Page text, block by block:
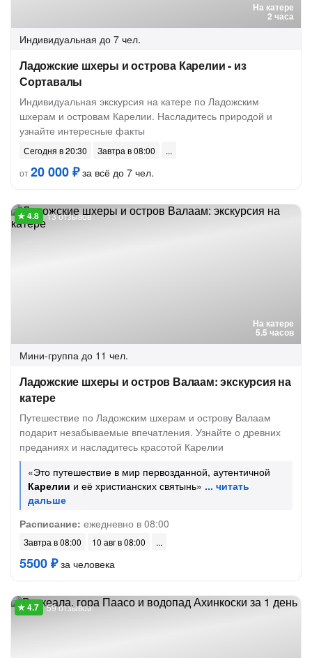
На катере
2 часа
Индивидуальная до 7 чел.
Ладожские шхеры и острова Карелии - из
Сортавалы
Индивидуальная экскурсия на катере по Ладожским
шхерам и островам Карелии. Насладитесь природой и
узнайте интересные факты
Сегодня в 20:30
Завтра в 08:00
от20 000 ₽за всё до 7 чел.
На катере
5.5 часов
13 отзывов
Мини-группа до 11 чел.
Ладожские шхеры и остров Валаам: экскурсия на
катере
Путешествие по Ладожским шхерам и острову Валаам
подарит незабываемые впечатления. Узнайте о древних
преданиях и насладитесь красотой Карелии
«Это путешествие в мир первозданной, аутентичной
Карелии и её христианских святынь»
Расписание: ежедневно в 08:00
Завтра в 08:00 10 авг в 08:00
5500 ₽за человека
59 отзывов